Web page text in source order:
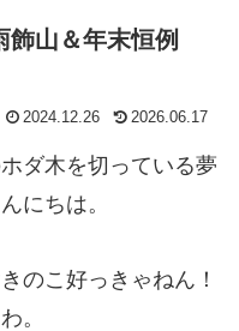
山＆年末恒例
2024.12.26 2026.06.17
ダ木を切っている夢
にちは。
のこ好っきゃねん！
。